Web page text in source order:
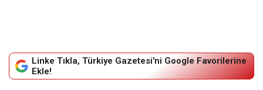
Linke Tıkla, Türkiye Gazetesi'ni Google Favorilerine
Ekle!